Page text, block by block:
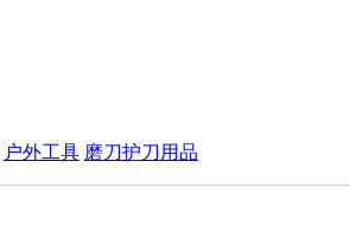
户外工具 磨刀护刀用品